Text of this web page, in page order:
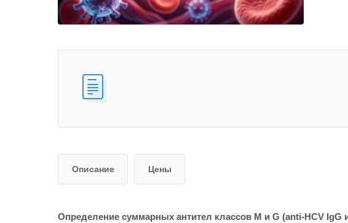
Описание Цены
Определение суммарных антител классов M и G (anti-HCV